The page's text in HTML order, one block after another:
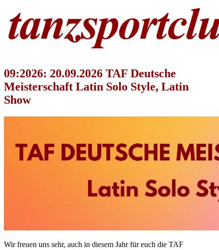
09:2026: 20.09.2026 TAF Deutsche
Meisterschaft Latin Solo Style, Latin
Show
Wir freuen uns sehr, auch in diesem Jahr für euch die TAF